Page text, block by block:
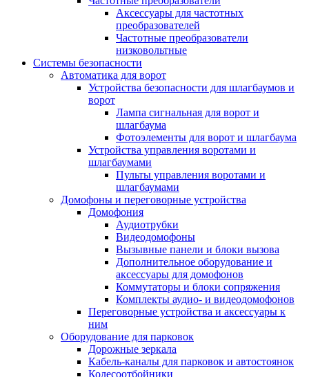
Аксессуары для частотных
преобразователей
Частотные преобразователи
низковольтные
Системы безопасности
Автоматика для ворот
Устройства безопасности для шлагбаумов и
ворот
Лампа сигнальная для ворот и
шлагбаума
Фотоэлементы для ворот и шлагбаума
Устройства управления воротами и
шлагбаумами
Пульты управления воротами и
шлагбаумами
Домофоны и переговорные устройства
Домофония
Аудиотрубки
Видеодомофоны
Вызывные панели и блоки вызова
Дополнительное оборудование и
аксессуары для домофонов
Коммутаторы и блоки сопряжения
Комплекты аудио- и видеодомофонов
Переговорные устройства и аксессуары к
ним
Оборудование для парковок
Дорожные зеркала
Кабель-каналы для парковок и автостоянок
Колесоотбойники